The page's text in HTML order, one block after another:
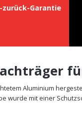
zurück-Garantie
Aluminium
wurde mit einer